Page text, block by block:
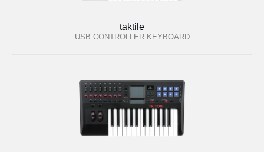
taktile
USB CONTROLLER KEYBOARD